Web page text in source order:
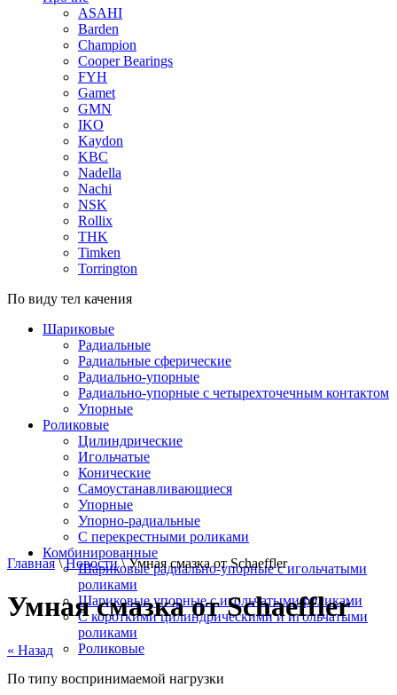
ASAHI
Barden
Champion
Cooper Bearings
FYH
Gamet
GMN
IKO
Kaydon
KBC
Nadella
Nachi
NSK
Rollix
THK
Timken
Torrington
По виду тел качения
Шариковые
Радиальные
Радиальные сферические
Радиально-упорные
Радиально-упорные с четырехточечным контактом
Упорные
Роликовые
Цилиндрические
Игольчатые
Конические
Самоустанавливающиеся
Упорные
Упорно-радиальные
C перекрестными роликами
Комбинированные
Шариковые радиально-упорные с игольчатыми
роликами
Шариковые упорные с игольчатыми роликами
С короткими цилиндрическими и игольчатыми
роликами
Роликовые
По типу воспринимаемой нагрузки
Главная\Новости\ Умная смазка от Schaeffler
Умная смазка от Schaeffler
« Назад